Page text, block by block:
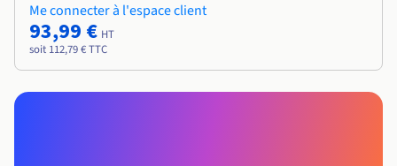
Me connecter à l'espace client
93,99 € HT
soit 112,79 € TTC